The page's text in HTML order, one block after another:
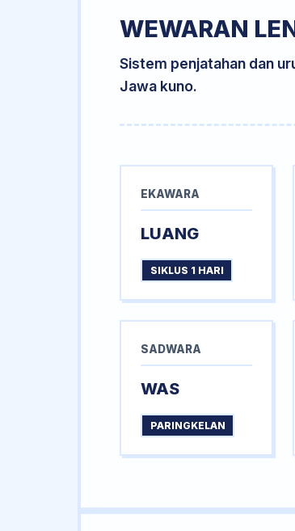
WEWARAN
Sistem penjatahan dan
Jawa kuno.
EKAWARA
LUANG
SIKLUS 1 HARI
SADWARA
WAS
PARINGKELAN